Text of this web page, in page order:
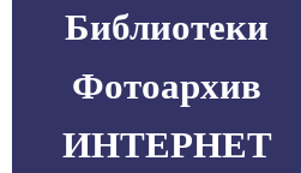
Библиотеки
Фотоархив
ИНТЕРНЕТ